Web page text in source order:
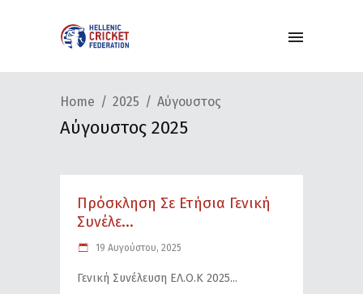
Home 2025 Αύγουστος
Αύγουστος 2025
Πρόσκληση Σε Ετήσια Γενική
Συνέλε...
19 Αυγούστου, 2025
Γενική Συνέλευση ΕΛ.Ο.Κ 2025